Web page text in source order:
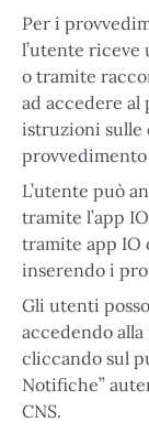
Per i
l’utente riceve
o tramite
ad accedere
istruzioni sulle
L’utente può
tramite l’app
tramite app IO
inserendo i
Gli utenti
accedendo alla
cliccando sul
Notifiche”
CNS.